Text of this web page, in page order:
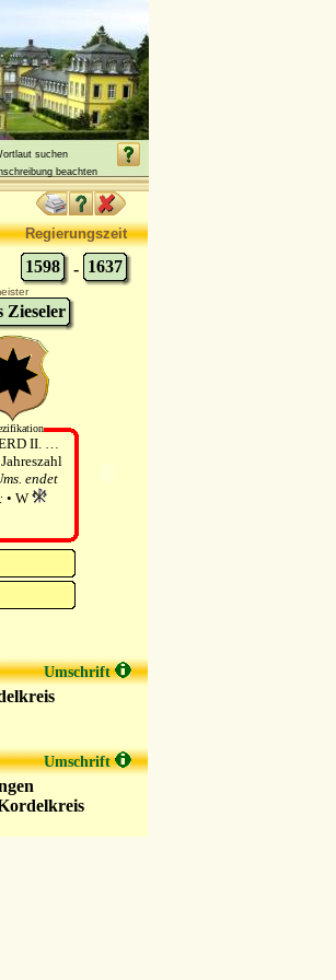
suchen
beachten
Regierungszeit
1598 - 1637
Zieseler
II. …
endet
• W
Umschrift
Umschrift